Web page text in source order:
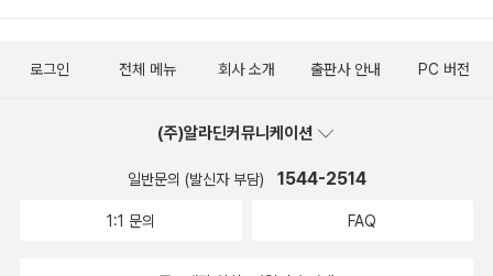
로그인 전체 메뉴 회사 소개 출판사 안내 PC 버전
(주)알라딘커뮤니케이션
일반문의 (발신자 부담) 1544-2514
1:1 문의 FAQ